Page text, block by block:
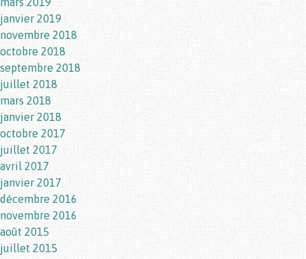
janvier 2019
novembre 2018
octobre 2018
septembre 2018
juillet 2018
mars 2018
janvier 2018
octobre 2017
juillet 2017
avril 2017
janvier 2017
décembre 2016
novembre 2016
août 2015
juillet 2015